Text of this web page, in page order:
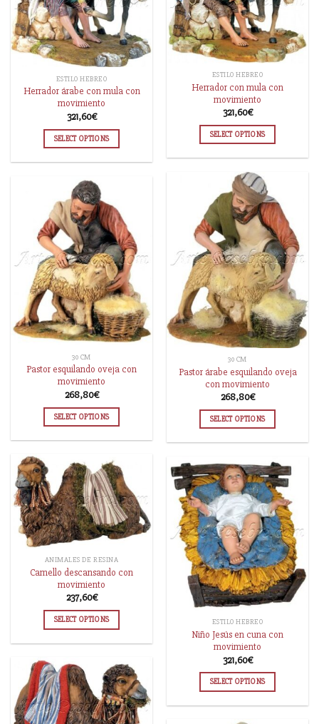
ESTILO HEBREO
Herrador árabe con mula con
movimiento
321,60€
SELECT OPTIONS
ESTILO HEBREO
Herrador con mula con
movimiento
321,60€
SELECT OPTIONS
30 CM
Pastor árabe esquilando oveja
con movimiento
268,80€
SELECT OPTIONS
30 CM
Pastor esquilando oveja con
movimiento
268,80€
SELECT OPTIONS
ANIMALES DE RESINA
Camello descansando con
movimiento
237,60€
SELECT OPTIONS ESTILO HEBREO
Niño Jesús en cuna con
movimiento
321,60€
SELECT OPTIONS